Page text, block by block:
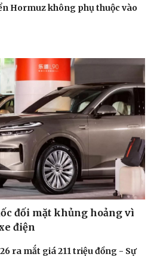
Hormuz không phụ thuộc vào
đối mặt khủng hoảng vì
điện
ra mắt giá 211 triệu đồng - Sự